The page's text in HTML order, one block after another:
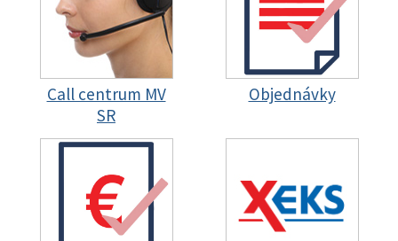
Call centrum MV
SR
Objednávky